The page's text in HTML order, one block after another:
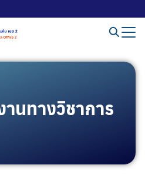
นทางวิชาการ